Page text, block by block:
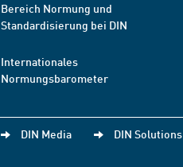
Bereich Normung und
Standardisierung bei DIN
Internationales
Normungsbarometer
DIN Media DIN Solutions